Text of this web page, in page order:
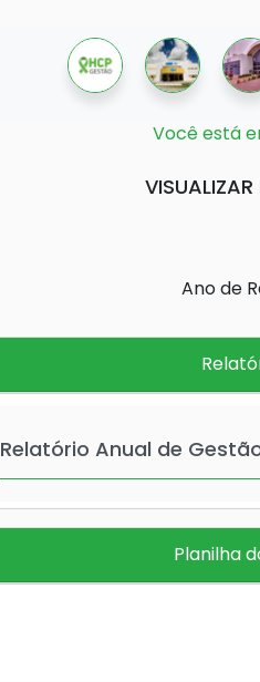
Você está
Ano de
Relatório Anual de
Planilha